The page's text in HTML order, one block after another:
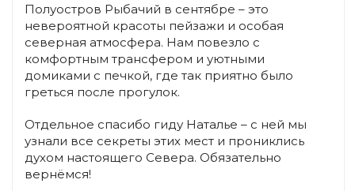
Полуостров Рыбачий в сентябре – это
невероятной красоты пейзажи и особая
северная атмосфера. Нам повезло с
комфортным трансфером и уютными
домиками с печкой, где так приятно было
греться после прогулок.
Отдельное спасибо гиду Наталье – с ней мы
узнали все секреты этих мест и прониклись
духом настоящего Севера. Обязательно
вернёмся!